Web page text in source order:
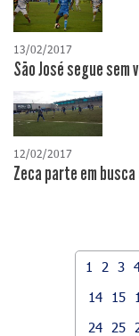
13/02/2017
São José segue sem
12/02/2017
Zeca parte em
1 2 3
14
15
24
25